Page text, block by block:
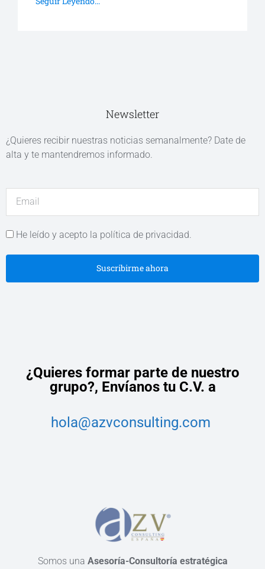
Newsletter
¿Quieres recibir nuestras noticias semanalmente? Date de
alta y te mantendremos informado.
He leído y acepto la política de privacidad.
Suscribirme ahora
¿Quieres formar parte de nuestro
grupo?, Envíanos tu C.V. a
hola@azvconsulting.com
Somos una Asesoría-Consultoría estratégica